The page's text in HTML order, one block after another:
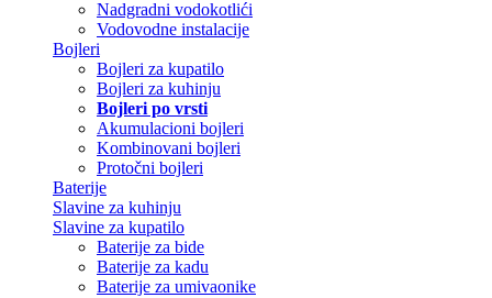
Nadgradni vodokotlići
Vodovodne instalacije
Bojleri
Bojleri za kupatilo
Bojleri za kuhinju
Bojleri po vrsti
Akumulacioni bojleri
Kombinovani bojleri
Protočni bojleri
Baterije
Slavine za kuhinju
Slavine za kupatilo
Baterije za bide
Baterije za kadu
Baterije za umivaonike